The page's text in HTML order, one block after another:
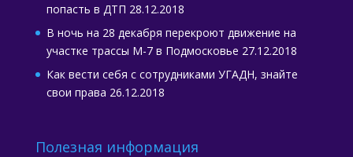
попасть в ДТП 28.12.2018
В ночь на 28 декабря перекроют движение на
участке трассы М-7 в Подмосковье 27.12.2018
Как вести себя с сотрудниками УГАДН, знайте
свои права 26.12.2018
Полезная информация